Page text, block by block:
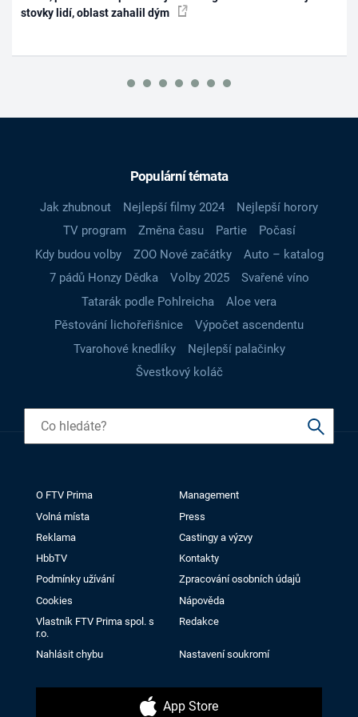
stovky lidí, oblast zahalil dým
Populární témata
Jak zhubnout Nejlepší filmy 2024
Nejlepší horory
TV program
Změna času Partie
Počasí
Kdy budou volby
ZOO Nové začátky
Auto – katalog
7 pádů Honzy Dědka
Volby 2025
Svařené víno
Tatarák podle Pohlreicha
Aloe vera
Pěstování lichořeřišnice
Výpočet ascendentu
Tvarohové knedlíky
Nejlepší palačinky
Švestkový koláč
O FTV Prima
Management
Volná místa
Press
Reklama
Castingy a výzvy
HbbTV
Kontakty
Podmínky užívání
Zpracování osobních údajů
Cookies
Nápověda
Vlastník FTV Prima spol. s
r.o.
Redakce
Nahlásit chybu Nastavení soukromí
App Store